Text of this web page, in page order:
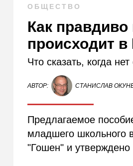
ОБЩЕСТВО
Как
происходит в
Что сказать, когда
АВТОР: СТАНИСЛАВ
Предлагаемое
младшего школьного
"Гошен" и утверждено